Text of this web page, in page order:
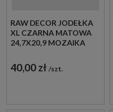
RAW DECOR JODEŁKA
XL CZARNA MATOWA
24,7X20,9 MOZAIKA
40,00 zł szt.